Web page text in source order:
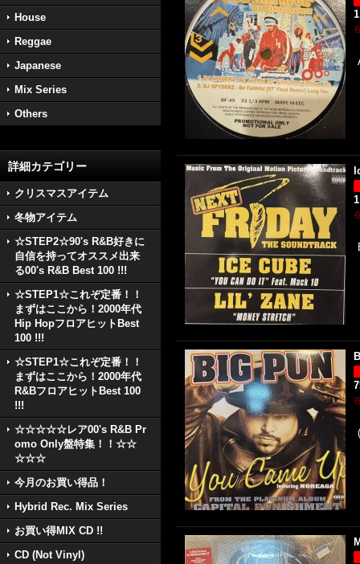
House
Reggae
Japanese
Mix Series
Others
詳細カテゴリー
クリスマスアイテム
冬物アイテム
☆STEP2☆90's R&B好きに
自信を持ってオススメ出来
る00's R&B Best 100 !!!
☆STEP1☆これぞ定番！！
まずはここから！2000年代
Hip HopフロアヒットBest
100 !!!
☆STEP1☆これぞ定番！！
まずはここから！2000年代
R&BフロアヒットBest 100
!!!
☆☆☆☆☆レア00's R&B Pr
omo Only盤特集！！☆☆
☆☆☆
今月のお買い得品！
Hybrid Rec. Mix Series
お買い得MIX CD !!
CD (Not Vinyl)